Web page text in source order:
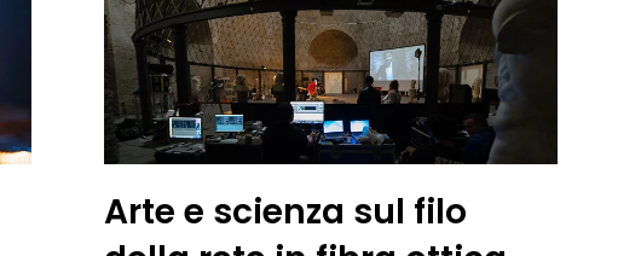
Arte e scienza sul filo